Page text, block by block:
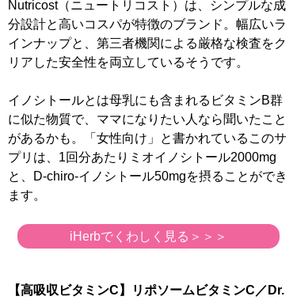
Nutricost（ニュートリコスト）は、シンプルな成
分設計と高いコスパが特徴のブランド。幅広いラ
インナップと、第三者機関による厳格な検査をク
リアした安全性を両立しているそうです。
イノシトールとは母乳にも含まれるビタミンB群
に似た物質で、ママになりたい人なら聞いたこと
があるかも。「女性向け」と書かれているこのサ
プリは、1回分あたりミオイノシトール2000mg
と、D-chiro-イノシトール50mgを摂ることができ
ます。
iHerbでくわしく見る＞＞＞
【高吸収ビタミンC】リポソームビタミンC／Dr.